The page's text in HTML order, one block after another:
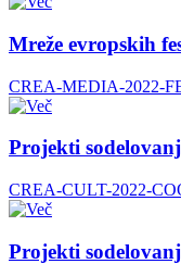
Mreže evropskih
CREA-MEDIA-2022-
Projekti
CREA-CULT-2022-
Projekti